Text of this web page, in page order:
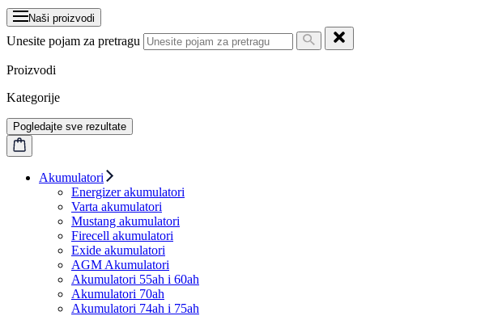
Naši proizvodi
Unesite pojam za pretragu
Proizvodi
Kategorije
Pogledajte sve rezultate
Akumulatori
Energizer akumulatori
Varta akumulatori
Mustang akumulatori
Firecell akumulatori
Exide akumulatori
AGM Akumulatori
Akumulatori 55ah i 60ah
Akumulatori 70ah
Akumulatori 74ah i 75ah